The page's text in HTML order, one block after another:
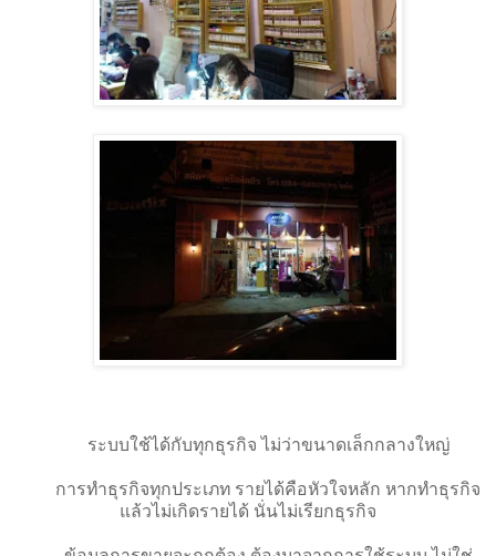
👉ระบบใช้ได้กับทุกธุรกิจ ไม่ว่าขนาดเล็กกลางใหญ่
👉การทำธุรกิจทุกประเภท รายได้คือหัวใจหลัก หากทำธุรกิจ
แล้วไม่เกิดรายได้ นั่นไม่เรียกธุรกิจ